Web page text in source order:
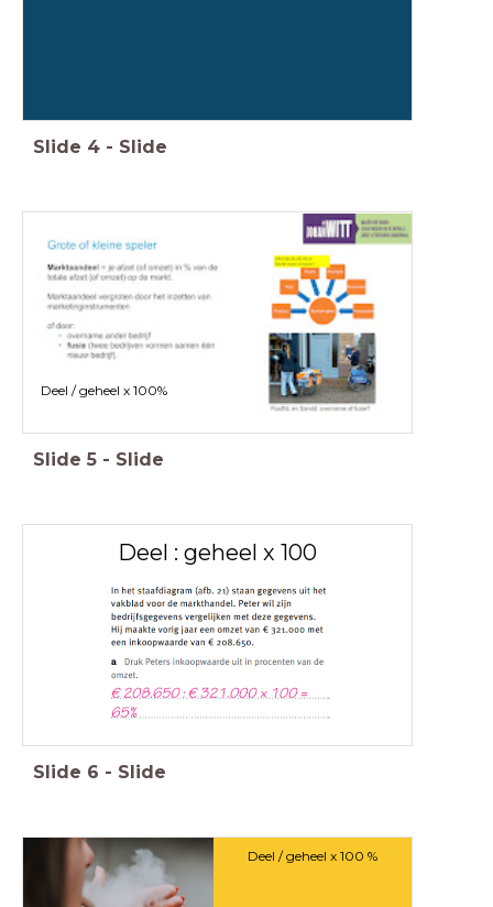
Slide 4 - Slide
Deel / geheel x 100%
Slide 5 - Slide
Deel : geheel x 100
Slide 6 - Slide
Deel / geheel x 100 %